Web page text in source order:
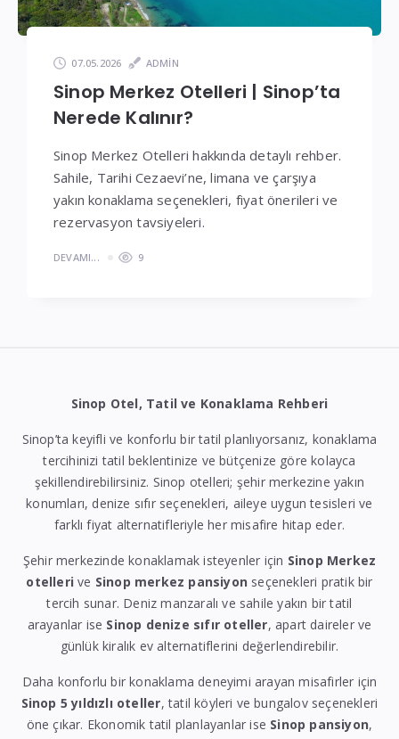
07.05.2026 ADMIN
Sinop Merkez Otelleri | Sinop’ta
Nerede Kalınır?
Sinop Merkez Otelleri hakkında detaylı rehber.
Sahile, Tarihi Cezaevi’ne, limana ve çarşıya
yakın konaklama seçenekleri, fiyat önerileri ve
rezervasyon tavsiyeleri.
DEVAMI... 9
Sinop Otel, Tatil ve Konaklama Rehberi
Sinop’ta keyifli ve konforlu bir tatil planlıyorsanız, konaklama
tercihinizi tatil beklentinize ve bütçenize göre kolayca
şekillendirebilirsiniz. Sinop otelleri; şehir merkezine yakın
konumları, denize sıfır seçenekleri, aileye uygun tesisleri ve
farklı fiyat alternatifleriyle her misafire hitap eder.
Şehir merkezinde konaklamak isteyenler için Sinop Merkez
otelleri ve Sinop merkez pansiyon seçenekleri pratik bir
tercih sunar. Deniz manzaralı ve sahile yakın bir tatil
arayanlar ise Sinop denize sıfır oteller, apart daireler ve
günlük kiralık ev alternatiflerini değerlendirebilir.
Daha konforlu bir konaklama deneyimi arayan misafirler için
Sinop 5 yıldızlı oteller, tatil köyleri ve bungalov seçenekleri
öne çıkar. Ekonomik tatil planlayanlar ise Sinop pansiyon,